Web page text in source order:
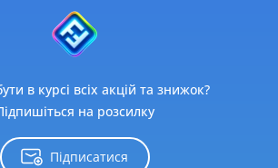
в курсі всіх акцій та знижок?
на розсилку
Підписатися